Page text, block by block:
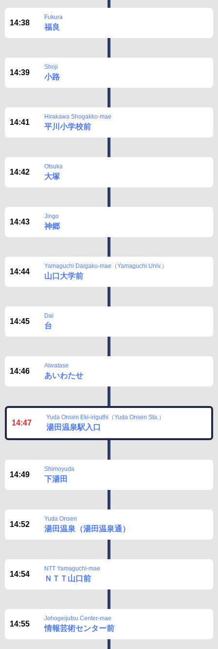
14:38
Fukura
福良
14:39
Shoji
小路
14:41
Hirakawa Shogakko-mae
平川小学校前
14:42
Otsuka
大塚
14:43
Jingo
神郷
14:44
Yamaguchi Daigaku-mae（Yamaguchi Univ.）
山口大学前
14:45
Dai
台
14:46
Aiwatase
あいわたせ
14:47
Yuda Onsen Eki-iriguthi（Yuda Onsen Sta.）
湯田温泉駅入口
14:49
Shimoyuda
下湯田
14:52
Yuda Onsen
湯田温泉（湯田温泉通）
14:54
NTT Yamaguchi-mae
ＮＴＴ山口前
14:55
Johogeijutsu Center-mae
情報芸術センター前